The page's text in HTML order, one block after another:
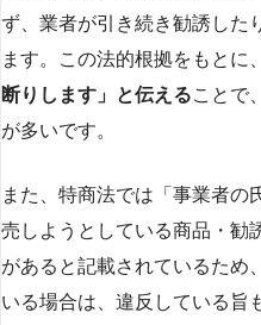
ず、業者が引き続き勧誘した
ます。この法的根拠をもとに、
断りします」と伝えることで
が多いです​​。
また、特商法では「事業者の
売しようとしている商品・勧
があると記載されているため
いる場合は、違反している旨